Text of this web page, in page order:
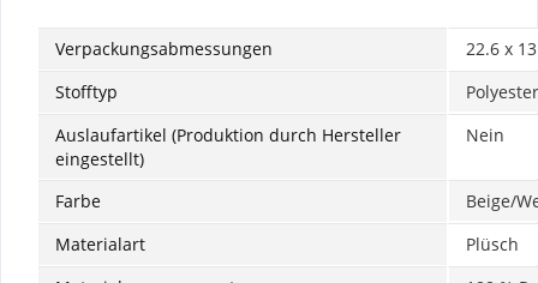
Verpackungsabmessungen
‎22.6 x
Stofftyp
‎Polyester
Auslaufartikel (Produktion durch Hersteller
eingestellt)
‎Nein
Farbe
‎Beige/
Materialart
‎Plüsch